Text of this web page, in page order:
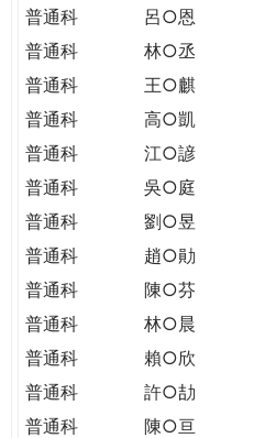
PUTTING
YOU
THE
PATH
CITIZENSHIP
普通科
呂○恩
普通科
林○丞
普通科
王○麒
普通科
高○凱
普通科
江○諺
普通科
吳○庭
普通科
劉○昱
普通科
趙○勛
普通科
陳○芬
普通科
林○晨
普通科
賴○欣
普通科
許○劼
普通科
陳○亘